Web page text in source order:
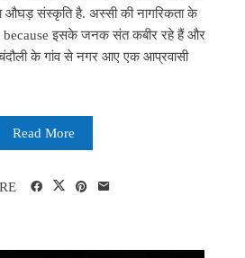
औघड़ संस्कृति है. अस्सी की नागरिकता के
because इसके जनक संत कबीर रहे हैं और
के गांव से नगर आए एक आप्रवासी
Read More